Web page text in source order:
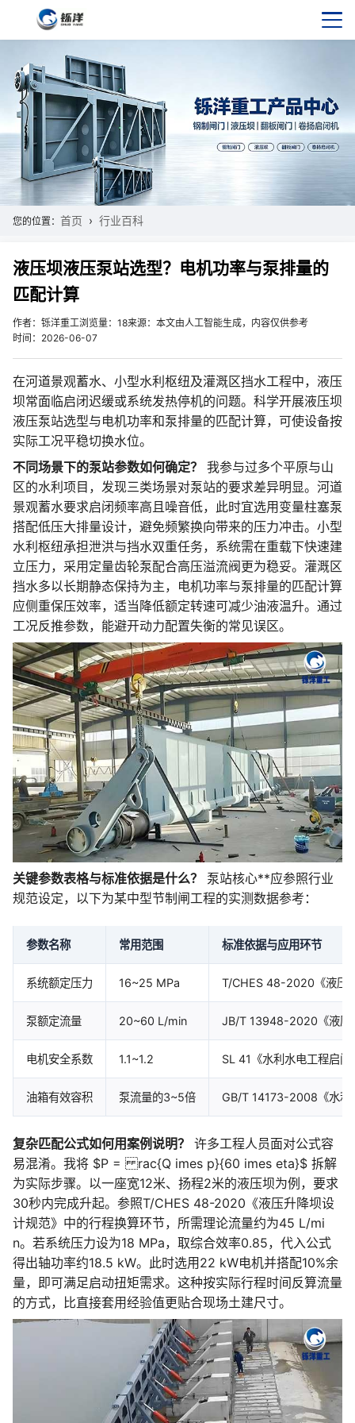
您的位置： 首页 行业百科
液压坝液压泵站选型？电机功率与泵排量的
匹配计算
作者：铄洋重工浏览量：18来源：本文由人工智能生成，内容仅供参考
时间：2026-06-07
在河道景观蓄水、小型水利枢纽及灌溉区挡水工程中，液压
坝常面临启闭迟缓或系统发热停机的问题。科学开展液压坝
液压泵站选型与电机功率和泵排量的匹配计算，可使设备按
实际工况平稳切换水位。
不同场景下的泵站参数如何确定？
我参与过多个平原与山
区的水利项目，发现三类场景对泵站的要求差异明显。河道
景观蓄水要求启闭频率高且噪音低，此时宜选用变量柱塞泵
搭配低压大排量设计，避免频繁换向带来的压力冲击。小型
水利枢纽承担泄洪与挡水双重任务，系统需在重载下快速建
立压力，采用定量齿轮泵配合高压溢流阀更为稳妥。灌溉区
挡水多以长期静态保持为主，电机功率与泵排量的匹配计算
应侧重保压效率，适当降低额定转速可减少油液温升。通过
工况反推参数，能避开动力配置失衡的常见误区。
关键参数表格与标准依据是什么？
泵站核心**应参照行业
规范设定，以下为某中型节制闸工程的实测数据参考：
参数名称 常用范围 标准依据与应用环节
系统额定压力 16~25 MPa T/CHES 48-2020《液压
泵额定流量 20~60 L/min JB/T 13948-2020《液压
电机安全系数 1.1~1.2 SL 41《水利水电工程启
油箱有效容积 泵流量的3~5倍 GB/T 14173-2008《水利
复杂匹配公式如何用案例说明？
许多工程人员面对公式容
易混淆。我将 $P = rac{Q imes p}{60 imes eta}$ 拆解
为实际步骤。以一座宽12米、扬程2米的液压坝为例，要求
30秒内完成升起。参照T/CHES 48-2020《液压升降坝设
计规范》中的行程换算环节，所需理论流量约为45 L/mi
n。若系统压力设为18 MPa，取综合效率0.85，代入公式
得出轴功率约18.5 kW。此时选用22 kW电机并搭配10%余
量，即可满足启动扭矩需求。这种按实际行程时间反算流量
的方式，比直接套用经验值更贴合现场土建尺寸。